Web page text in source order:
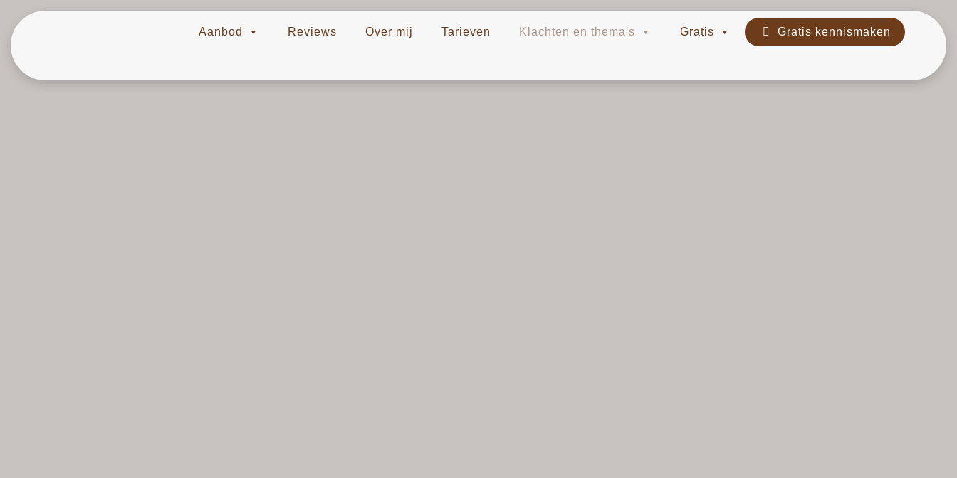
Aanbod Reviews Over mij Tarieven Klachten en thema's Gratis Gratis kennismaken